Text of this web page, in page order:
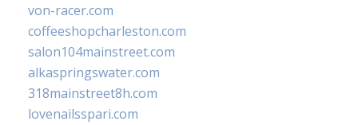
von-racer.com
coffeeshopcharleston.com
salon104mainstreet.com
alkaspringswater.com
318mainstreet8h.com
lovenailsspari.com